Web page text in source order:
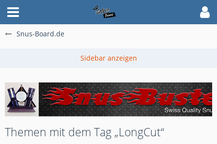
Snus-Board.de
Themen mit dem Tag „LongCut“